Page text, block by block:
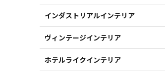
インダストリアルインテリア
ヴィンテージインテリア
ホテルライクインテリア